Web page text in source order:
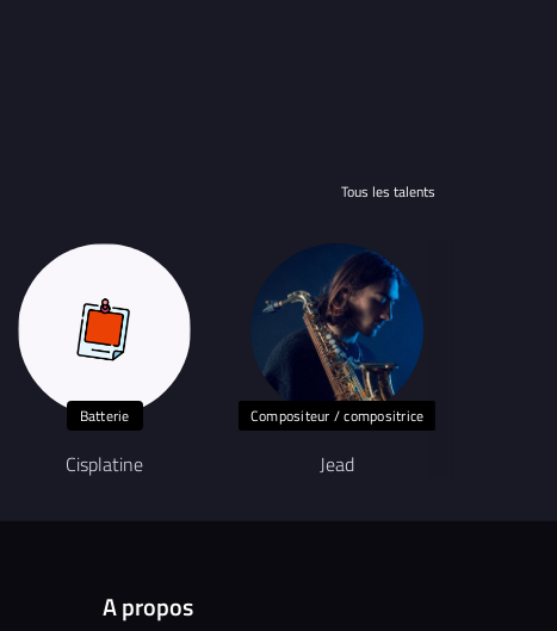
Tous les talents
Batterie
Cisplatine
Compositeur / compositrice
Jead
A propos